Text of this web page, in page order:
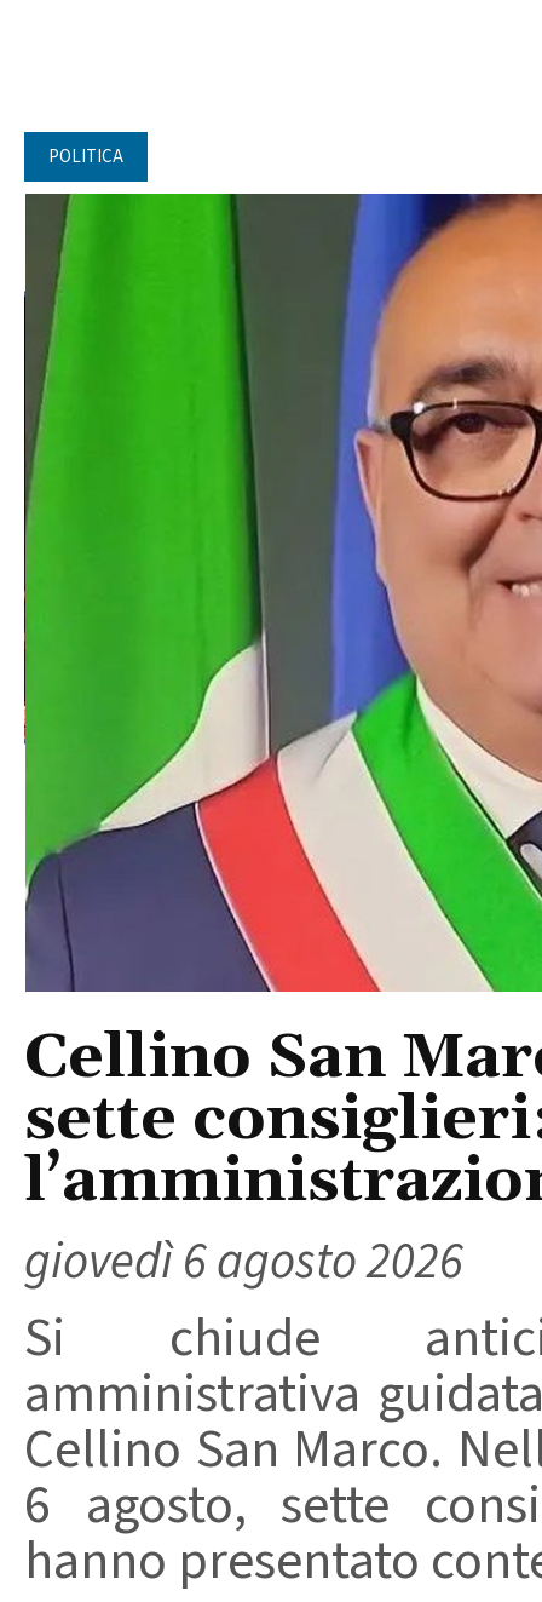
POLITICA
Cellino San
sette
giovedì 6 agosto 2026
Si chiude
amministrativa
Cellino San Marco.
6 agosto, sette
hanno presentato